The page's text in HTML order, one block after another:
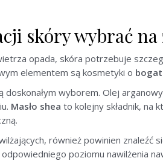
skóry wybrać na
opada, skóra potrzebuje
elementem są kosmetyki o
doskonałym wyborem. Olej
Masło shea to kolejny składnik, na
również powinien
poziomu nawilżenia